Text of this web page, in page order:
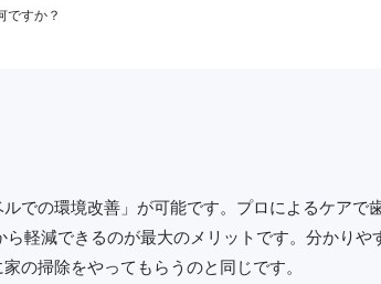
ですか？
での環境改善」が可能です。プロによるケアで
軽減できるのが最大のメリットです。分かり
の掃除をやってもらうのと同じです。